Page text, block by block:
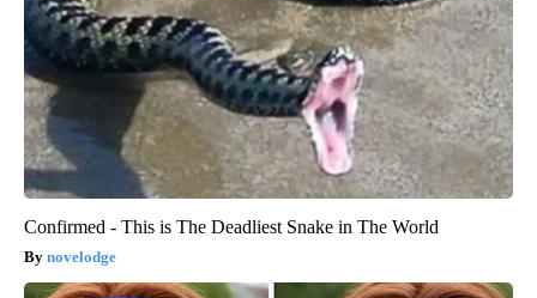
Confirmed - This is The Deadliest Snake in The World
novelodge